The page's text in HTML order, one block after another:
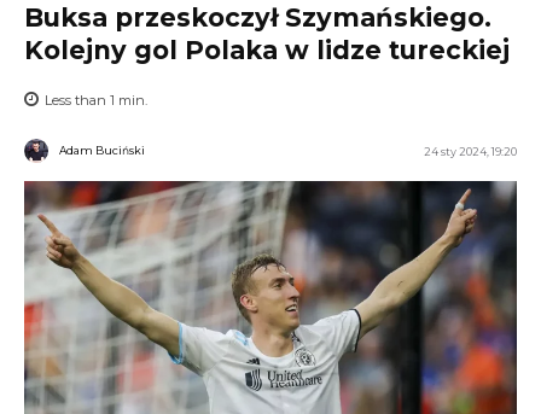
Buksa przeskoczył Szymańskiego.
Kolejny gol Polaka w lidze tureckiej
Less than 1 min.
Adam Buciński 24 sty 2024, 19:20